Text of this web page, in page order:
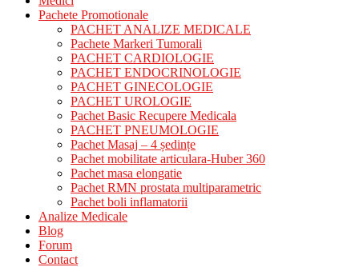
Pachete Promotionale
PACHET ANALIZE MEDICALE
Pachete Markeri Tumorali
PACHET CARDIOLOGIE
PACHET ENDOCRINOLOGIE
PACHET GINECOLOGIE
PACHET UROLOGIE
Pachet Basic Recupere Medicala
PACHET PNEUMOLOGIE
Pachet Masaj – 4 ședințe
Pachet mobilitate articulara-Huber 360
Pachet masa elongatie
Pachet RMN prostata multiparametric
Pachet boli inflamatorii
Analize Medicale
Blog
Forum
Contact